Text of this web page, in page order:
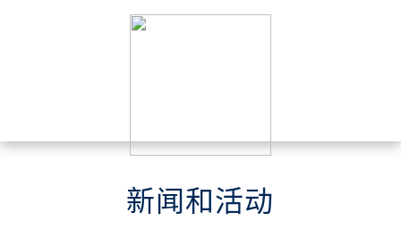
新闻和活动